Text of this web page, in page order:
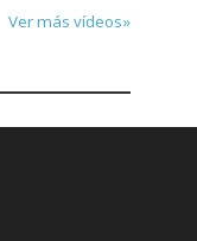
Ver más vídeos»